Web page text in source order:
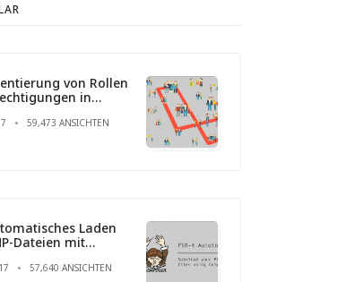
von Rollen
in
59,473 ANSICHTEN
Laden
Dateien mit
57,640 ANSICHTEN